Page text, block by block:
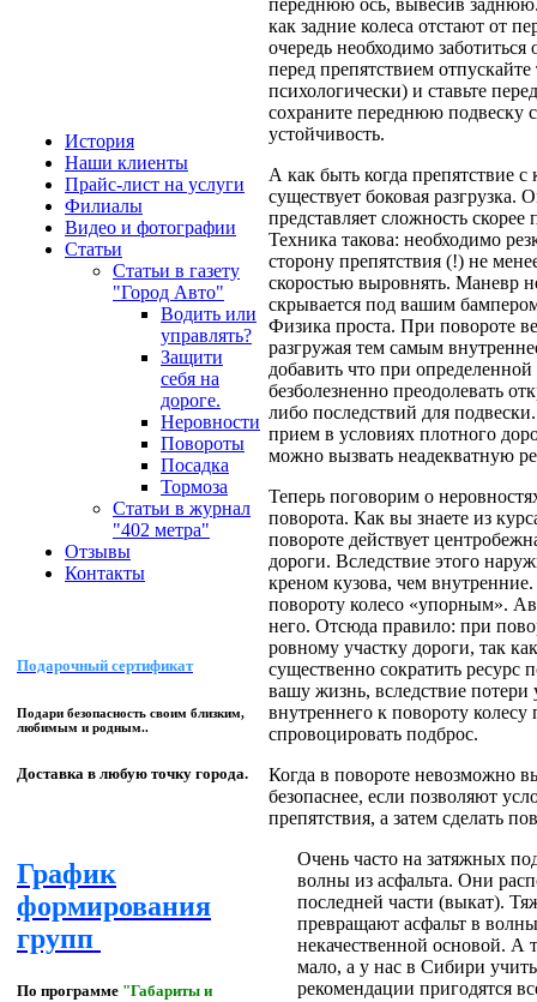
История
Наши клиенты
Прайс-лист на услуги
Филиалы
Видео и фотографии
Статьи
Статьи в газету
"Город Авто"
Водить или
управлять?
Защити
себя на
дороге.
Неровности
Повороты
Посадка
Тормоза
Статьи в журнал
"402 метра"
Отзывы
Контакты
Подарочный сертификат
Подари безопасность своим близким,
любимым и родным..
Доставка в любую точку города.
График
формирования
групп
По программе "Габариты и
как задние колеса отстают от
очередь необходимо
перед препятствием
психологически) и ставьте
сохраните переднюю подвеску
устойчивость.
А как быть когда препятствие
существует боковая
представляет сложность
Техника такова: необходимо
сторону препятствия (!) не
скоростью выровнять. Маневр
скрывается под вашим
Физика проста. При повороте
разгружая тем самым
добавить что при
безболезненно преодолевать
либо последствий для
прием в условиях плотного
можно вызвать неадекватную
Теперь поговорим о
поворота. Как вы знаете из
повороте действует
дороги. Вследствие этого
креном кузова, чем
повороту колесо «упорным».
него. Отсюда правило: при
ровному участку дороги, так
существенно сократить ресурс
вашу жизнь, вследствие
внутреннего к повороту
спровоцировать подброс.
Когда в повороте невозможно
безопаснее, если позволяют
препятствия, а затем сделать
Очень часто на затяжных
волны из асфальта. Они
последней части (выкат).
превращают асфальт в
некачественной основой. А
мало, а у нас в Сибири
рекомендации пригодятся